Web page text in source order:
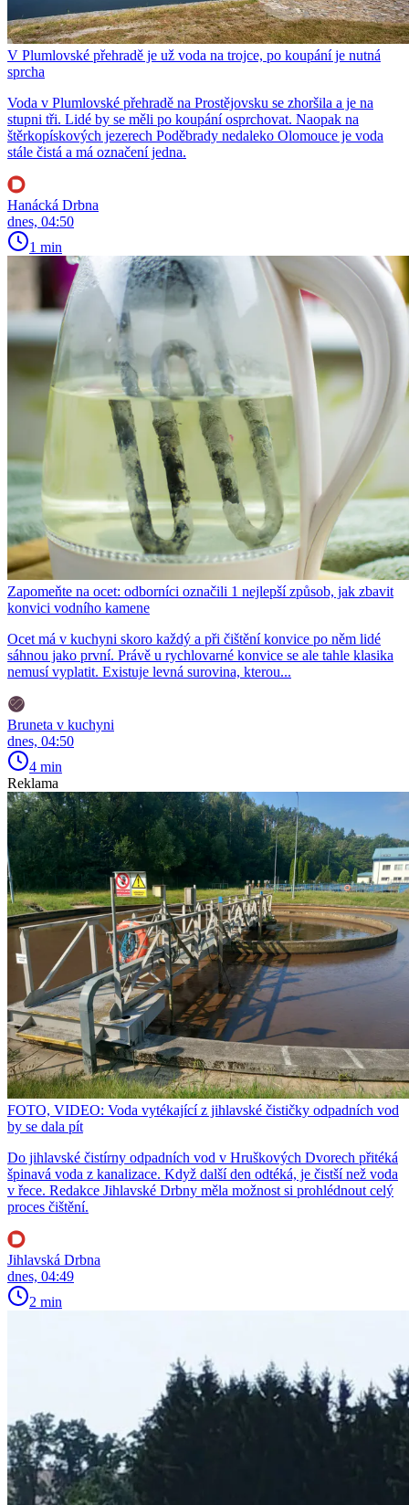
V Plumlovské přehradě je už voda na trojce, po koupání je nutná
sprcha
Voda v Plumlovské přehradě na Prostějovsku se zhoršila a je na
stupni tři. Lidé by se měli po koupání osprchovat. Naopak na
štěrkopískových jezerech Poděbrady nedaleko Olomouce je voda
stále čistá a má označení jedna.
Hanácká Drbna
dnes, 04:50
1 min
Zapomeňte na ocet: odborníci označili 1 nejlepší způsob, jak zbavit
konvici vodního kamene
Ocet má v kuchyni skoro každý a při čištění konvice po něm lidé
sáhnou jako první. Právě u rychlovarné konvice se ale tahle klasika
nemusí vyplatit. Existuje levná surovina, kterou...
Bruneta v kuchyni
dnes, 04:50
4 min
Reklama
FOTO, VIDEO: Voda vytékající z jihlavské čističky odpadních vod
by se dala pít
Do jihlavské čistírny odpadních vod v Hruškových Dvorech přitéká
špinavá voda z kanalizace. Když další den odtéká, je čistší než voda
v řece. Redakce Jihlavské Drbny měla možnost si prohlédnout celý
proces čištění.
Jihlavská Drbna
dnes, 04:49
2 min